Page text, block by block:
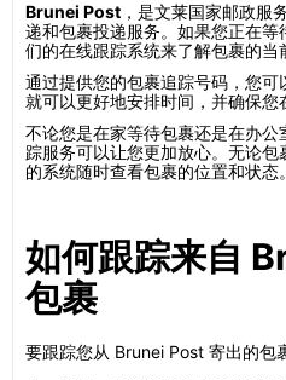
Brunei Post ，是文莱国家邮政服
递和包裹投递服务。如果您正在
们的在线跟踪系统来了解包裹的当
通过提供您的包裹追踪号码，您
就可以更好地安排时间，并确保您
不论您是在家等待包裹还是在办
踪服务可以让您更加放心。无论
的系统随时查看包裹的位置和状态。
如何跟踪来自
包裹
要跟踪您从 Brunei Post 寄出的包